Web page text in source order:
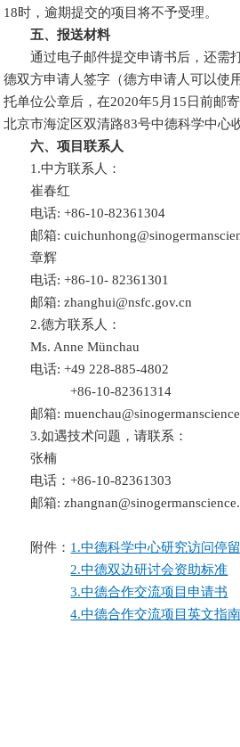
18时，逾期提交的项目将不予受理。
五、报送材料
通过电子邮件提交申请书后，还需
德双方申请人签字（德方申请人可以使
托单位公章后，在2020年5月15日前邮
北京市海淀区双清路83号中德科学中心
六、项目联系人
1.中方联系人：
崔春红
电话: +86-10-82361304
邮箱:
章辉
电话: +86-10- 82361301
邮箱: zhanghui@nsfc.gov.cn
2.德方联系人：
Ms. Anne Münchau
电话: +49 228-885-4802
+86-10-82361314
邮箱:
3.如遇技术问题，请联系：
张楠
电话：+86-10-82361303
邮箱:
附件： 1.中德科学中心研究访问停
2.中德双边研讨会资助标准
3.中德合作交流项目申请书
4.中德合作交流项目英文指南